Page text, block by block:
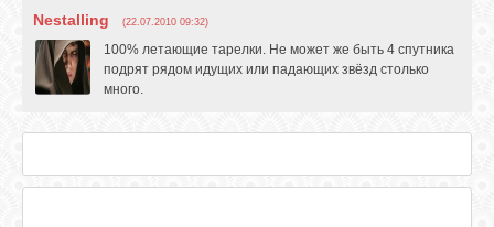
Nestalling (22.07.2010 09:32)
100% летающие тарелки. Не может же быть 4 спутника
подрят рядом идущих или падающих звёзд столько
много.